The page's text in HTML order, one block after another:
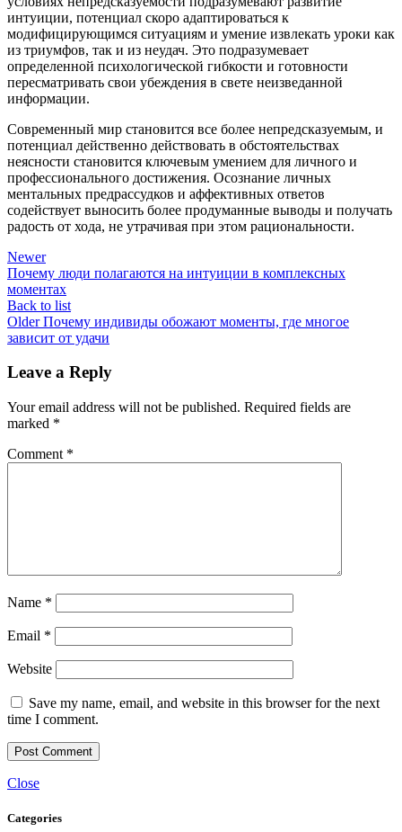
интуиции, потенциал скоро адаптироваться к
модифицирующимся ситуациям и умение извлекать уроки как
из триумфов, так и из неудач. Это подразумевает
определенной психологической гибкости и готовности
пересматривать свои убеждения в свете неизведанной
информации.
Современный мир становится все более непредсказуемым, и
потенциал действенно действовать в обстоятельствах
неясности становится ключевым умением для личного и
профессионального достижения. Осознание личных
ментальных предрассудков и аффективных ответов
содействует выносить более продуманные выводы и получать
радость от хода, не утрачивая при этом рациональности.
Newer
Почему люди полагаются на интуиции в комплексных
моментах
Back to list
Older Почему индивиды обожают моменты, где многое
зависит от удачи
Leave a Reply
Your email address will not be published. Required fields are
marked *
Comment *
Name *
Email *
Website
Save my name, email, and website in this browser for the next
time I comment.
Close
Categories